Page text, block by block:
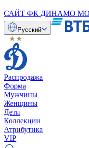
САЙТ ФК ДИНАМО
Русский
Распродажа
Форма
Мужчины
Женщины
Дети
Коллекции
Атрибутика
VIP